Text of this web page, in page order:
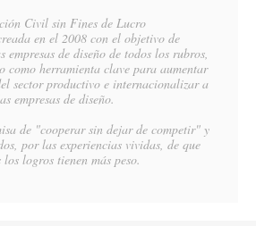
Civil sin Fines de Lucro
en el 2008 con el objetivo de
de diseño de todos los rubros,
como herramienta clave para aumentar
sector productivo e internacionalizar a
empresas de diseño.
de "cooperar sin dejar de competir" y
por las experiencias vividas, de que
los logros tienen más peso.